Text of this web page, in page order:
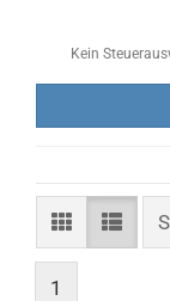
Kein
1